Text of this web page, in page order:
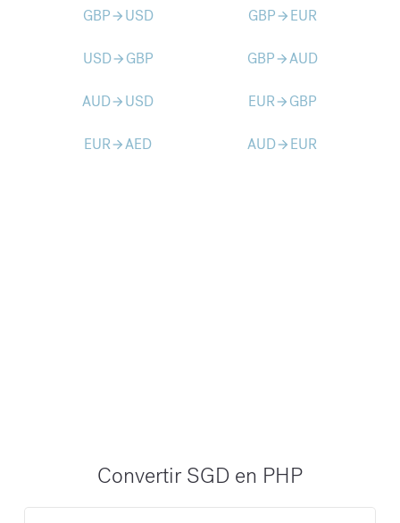
GBParrow_forward USD GBParrow_forward EUR
USDarrow_forward GBP GBParrow_forwardAUD
AUDarrow_forward USD EURarrow_forward GBP
EURarrow_forwardAED AUDarrow_forward EUR
Convertir SGD en PHP